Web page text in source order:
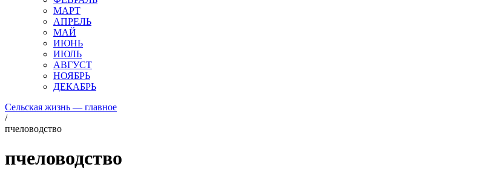
МАРТ
АПРЕЛЬ
МАЙ
ИЮНЬ
ИЮЛЬ
АВГУСТ
НОЯБРЬ
ДЕКАБРЬ
Сельская жизнь — главное
/
пчеловодство
пчеловодство